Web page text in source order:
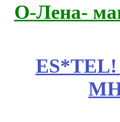
О-Лена-
ES*TEL!